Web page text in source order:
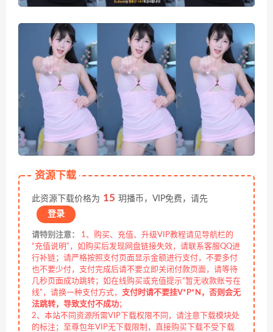
资源下载
此资源下载价格为 15 玥播币，VIP免费，请先
登录
请特别注意：
1、购买、充值、升级VIP教程请见导航栏的
“充值说明”，如购买后发现网盘链接失效，请联系客服QQ进
行补链；请严格按照支付页面显示金额进行支付，不要多付
也不要少付，支付完成后请不要立即关闭付款页面，请等待
几秒页面成功跳转；如在线购买或充值提示“暂无收款账号在
线”，请换一种支付方式， 支付时请不要挂V*P*N，否则会无
法跳转，导致支付不成功；
2、本站不同资源所需VIP下载权限不同，请注意下载模块处
的标注；至尊包年VIP无下载限制，直接购买下载不受下载